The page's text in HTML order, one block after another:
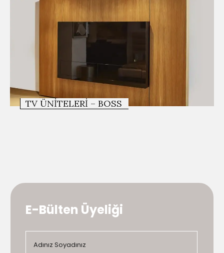
TV ÜNITELERI – BOSS
E-Bülten Üyeliği